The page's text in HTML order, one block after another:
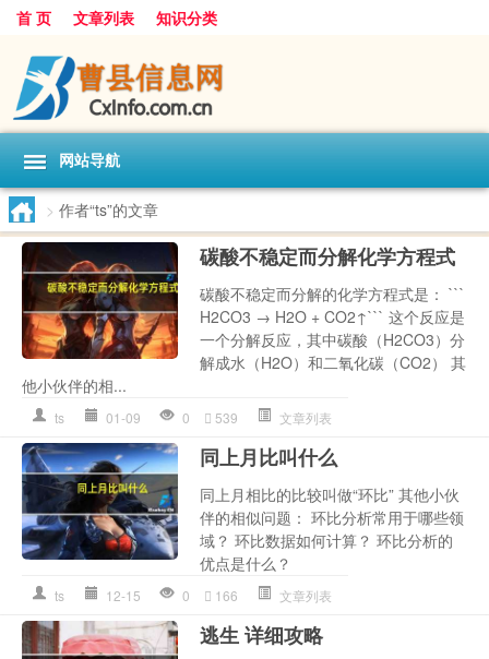
首 页 文章列表 知识分类
网站导航
> 作者“ts”的文章
碳酸不稳定而分解化学方程式
碳酸不稳定而分解的化学方程式是： ```
H2CO3 → H2O + CO2↑``` 这个反应是
一个分解反应，其中碳酸（H2CO3）分
解成水（H2O）和二氧化碳（CO2） 其
他小伙伴的相...
ts 01-09 0 539 文章列表
同上月比叫什么
同上月相比的比较叫做“环比” 其他小伙
伴的相似问题： 环比分析常用于哪些领
域？ 环比数据如何计算？ 环比分析的
优点是什么？
ts 12-15 0 166 文章列表
逃生 详细攻略